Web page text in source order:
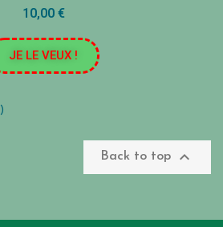
10,00 €
JE LE VEUX !
Back to top 